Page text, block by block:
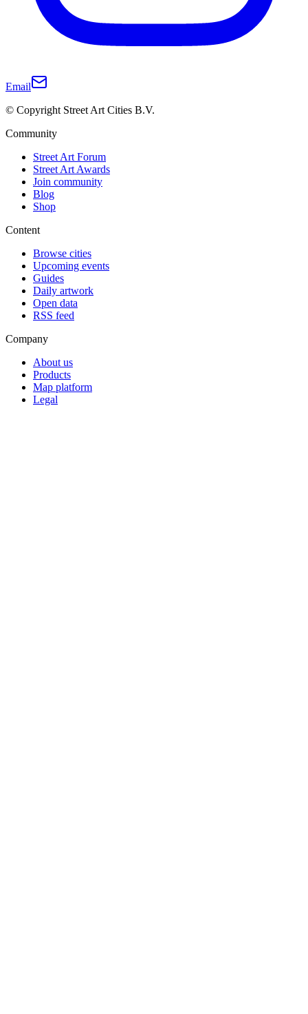
Email
© Copyright Street Art Cities B.V.
Community
Street Art Forum
Street Art Awards
Join community
Blog
Shop
Content
Browse cities
Upcoming events
Guides
Daily artwork
Open data
RSS feed
Company
About us
Products
Map platform
Legal